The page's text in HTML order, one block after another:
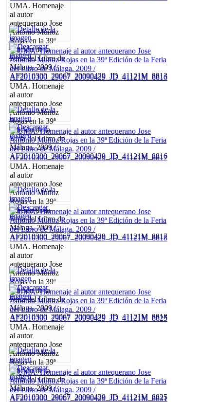
UMA. Homenaje
al autor
antequerano Jose
Antonio Muñoz
Rojas en la 39ª
Edición de la
Feria del Libro de
Málaga. 2009 /
AF2010300_29067_20090429_JD_41121M_8813
UMA. Homenaje
al autor
antequerano Jose
Antonio Muñoz
Rojas en la 39ª
Edición de la
Feria del Libro de
Málaga. 2009 /
AF2010300_29067_20090429_JD_41121M_8816
UMA. Homenaje
al autor
antequerano Jose
Antonio Muñoz
Rojas en la 39ª
Edición de la
Feria del Libro de
Málaga. 2009 /
AF2010300_29067_20090429_JD_41121M_8817
UMA. Homenaje
al autor
antequerano Jose
Antonio Muñoz
Rojas en la 39ª
Edición de la
Feria del Libro de
Málaga. 2009 /
AF2010300_29067_20090429_JD_41121M_8818
UMA. Homenaje
al autor
antequerano Jose
Antonio Muñoz
Rojas en la 39ª
Edición de la
Feria del Libro de
Málaga. 2009 /
AF2010300_29067_20090429_JD_41121M_8825